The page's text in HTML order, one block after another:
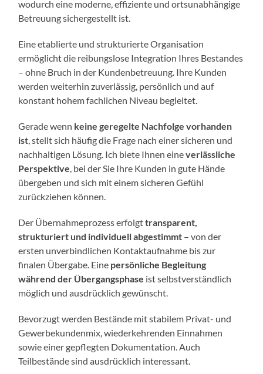
wodurch eine moderne, effiziente und ortsunabhängige
Betreuung sichergestellt ist.
Eine etablierte und strukturierte Organisation
ermöglicht die reibungslose Integration Ihres Bestandes
– ohne Bruch in der Kundenbetreuung. Ihre Kunden
werden weiterhin zuverlässig, persönlich und auf
konstant hohem fachlichen Niveau begleitet.
Gerade wenn keine geregelte Nachfolge vorhanden
ist, stellt sich häufig die Frage nach einer sicheren und
nachhaltigen Lösung. Ich biete Ihnen eineverlässliche
Perspektive, bei der Sie Ihre Kunden in gute Hände
übergeben und sich mit einem sicheren Gefühl
zurückziehen können.
Der Übernahmeprozess erfolgttransparent,
strukturiert und individuell abgestimmt – von der
ersten unverbindlichen Kontaktaufnahme bis zur
finalen Übergabe. Eine persönliche Begleitung
während der Übergangsphase ist selbstverständlich
möglich und ausdrücklich gewünscht.
Bevorzugt werden Bestände mit stabilem Privat- und
Gewerbekundenmix, wiederkehrenden Einnahmen
sowie einer gepflegten Dokumentation. Auch
Teilbestände sind ausdrücklich interessant.